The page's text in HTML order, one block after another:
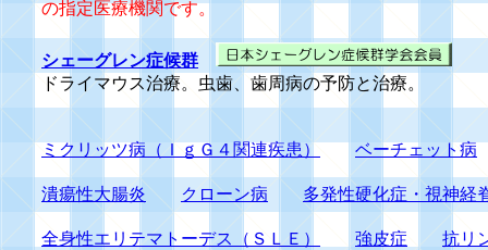
の指定医療機関です。
シェーグレン症候群
ドライマウス治療。虫歯、歯周病の予防と治療。
ミクリッツ病（ＩｇＧ４関連疾患） ベーチェット病
潰瘍性大腸炎 クローン病 多発性硬化症・視神経
全身性エリテマトーデス（ＳＬＥ） 強皮症 抗リ